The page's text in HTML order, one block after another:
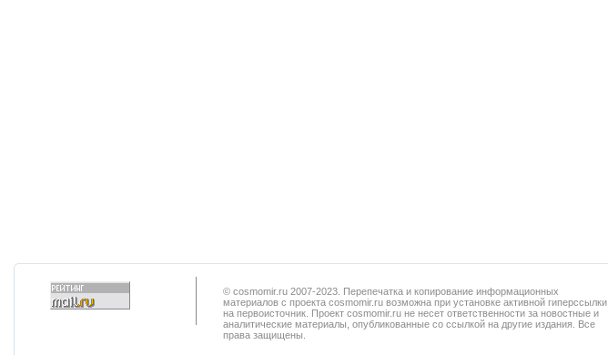
© cosmomir.ru 2007-2023. Перепечатка и копирование информационных
материалов с проекта cosmomir.ru возможна при установке активной гиперссылки
на первоисточник. Проект cosmomir.ru не несет ответственности за новостные и
аналитические материалы, опубликованные со ссылкой на другие издания. Все
права защищены.